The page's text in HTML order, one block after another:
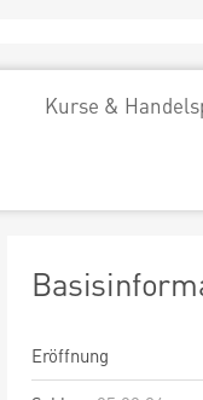
Kurse &
Eröffnung